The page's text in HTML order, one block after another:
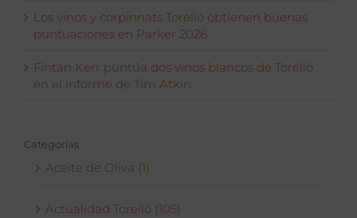
Los vinos y corpinnats Torelló obtienen buenas
puntuaciones en Parker 2026
Fintan Kerr puntúa dos vinos blancos de Torelló
en el informe de Tim Atkin
Categorías
Aceite de Oliva (1)
Actualidad Torelló (105)